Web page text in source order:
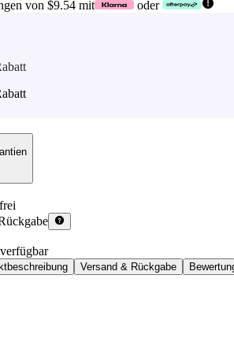
von $9.54 mit oder
Versand & Rückgabe